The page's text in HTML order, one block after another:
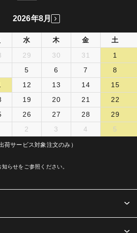
2026年8月
水 木 金
土
29 30 31
1
5 6 7
8
12 13 14
15
19 20 21
22
26 27 28
29
2 3 4 5
荷サービス対象注文のみ）
らせをご参照ください。